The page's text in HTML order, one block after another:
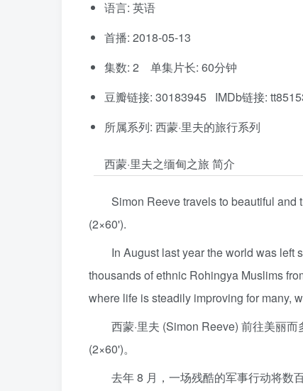
语言: 英语
首播: 2018-05-13
集数: 2 单集片长: 60分钟
豆瓣链接: 30183945 IMDb链接:
所属系列: 西蒙·里夫的旅行系列
西蒙·里夫之缅甸之旅 简介
Simon Reeve travels to beautiful and
(2×60').
In August last year the world was left
thousands of ethnic Rohingya Muslims
where life is steadily improving for many,
西蒙·里夫 (Simon Reeve) 前往美丽
(2×60')。
去年 8 月，一场残酷的军事行动将数